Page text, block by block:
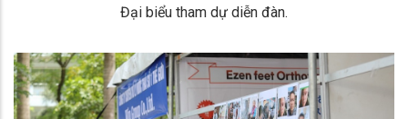
Đại biểu tham dự diễn đàn.